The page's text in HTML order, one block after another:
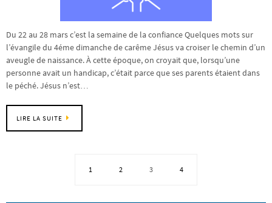
Du 22 au 28 mars c’est la semaine de la confiance Quelques mots sur
l’évangile du 4éme dimanche de carême Jésus va croiser le chemin d’un
aveugle de naissance. À cette époque, on croyait que, lorsqu’une
personne avait un handicap, c’était parce que ses parents étaient dans
le péché. Jésus n’est…
LIRE LA SUITE
1 2 3 4